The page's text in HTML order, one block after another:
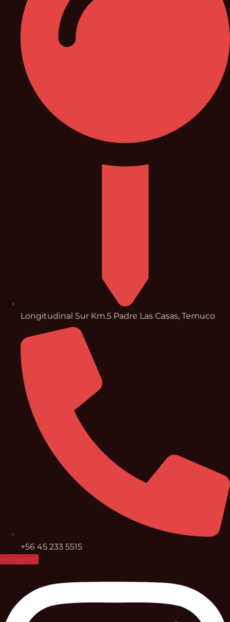
Longitudinal Sur Km.5 Padre Las Casas, Temuco
+56 45 233 5515
Instagram